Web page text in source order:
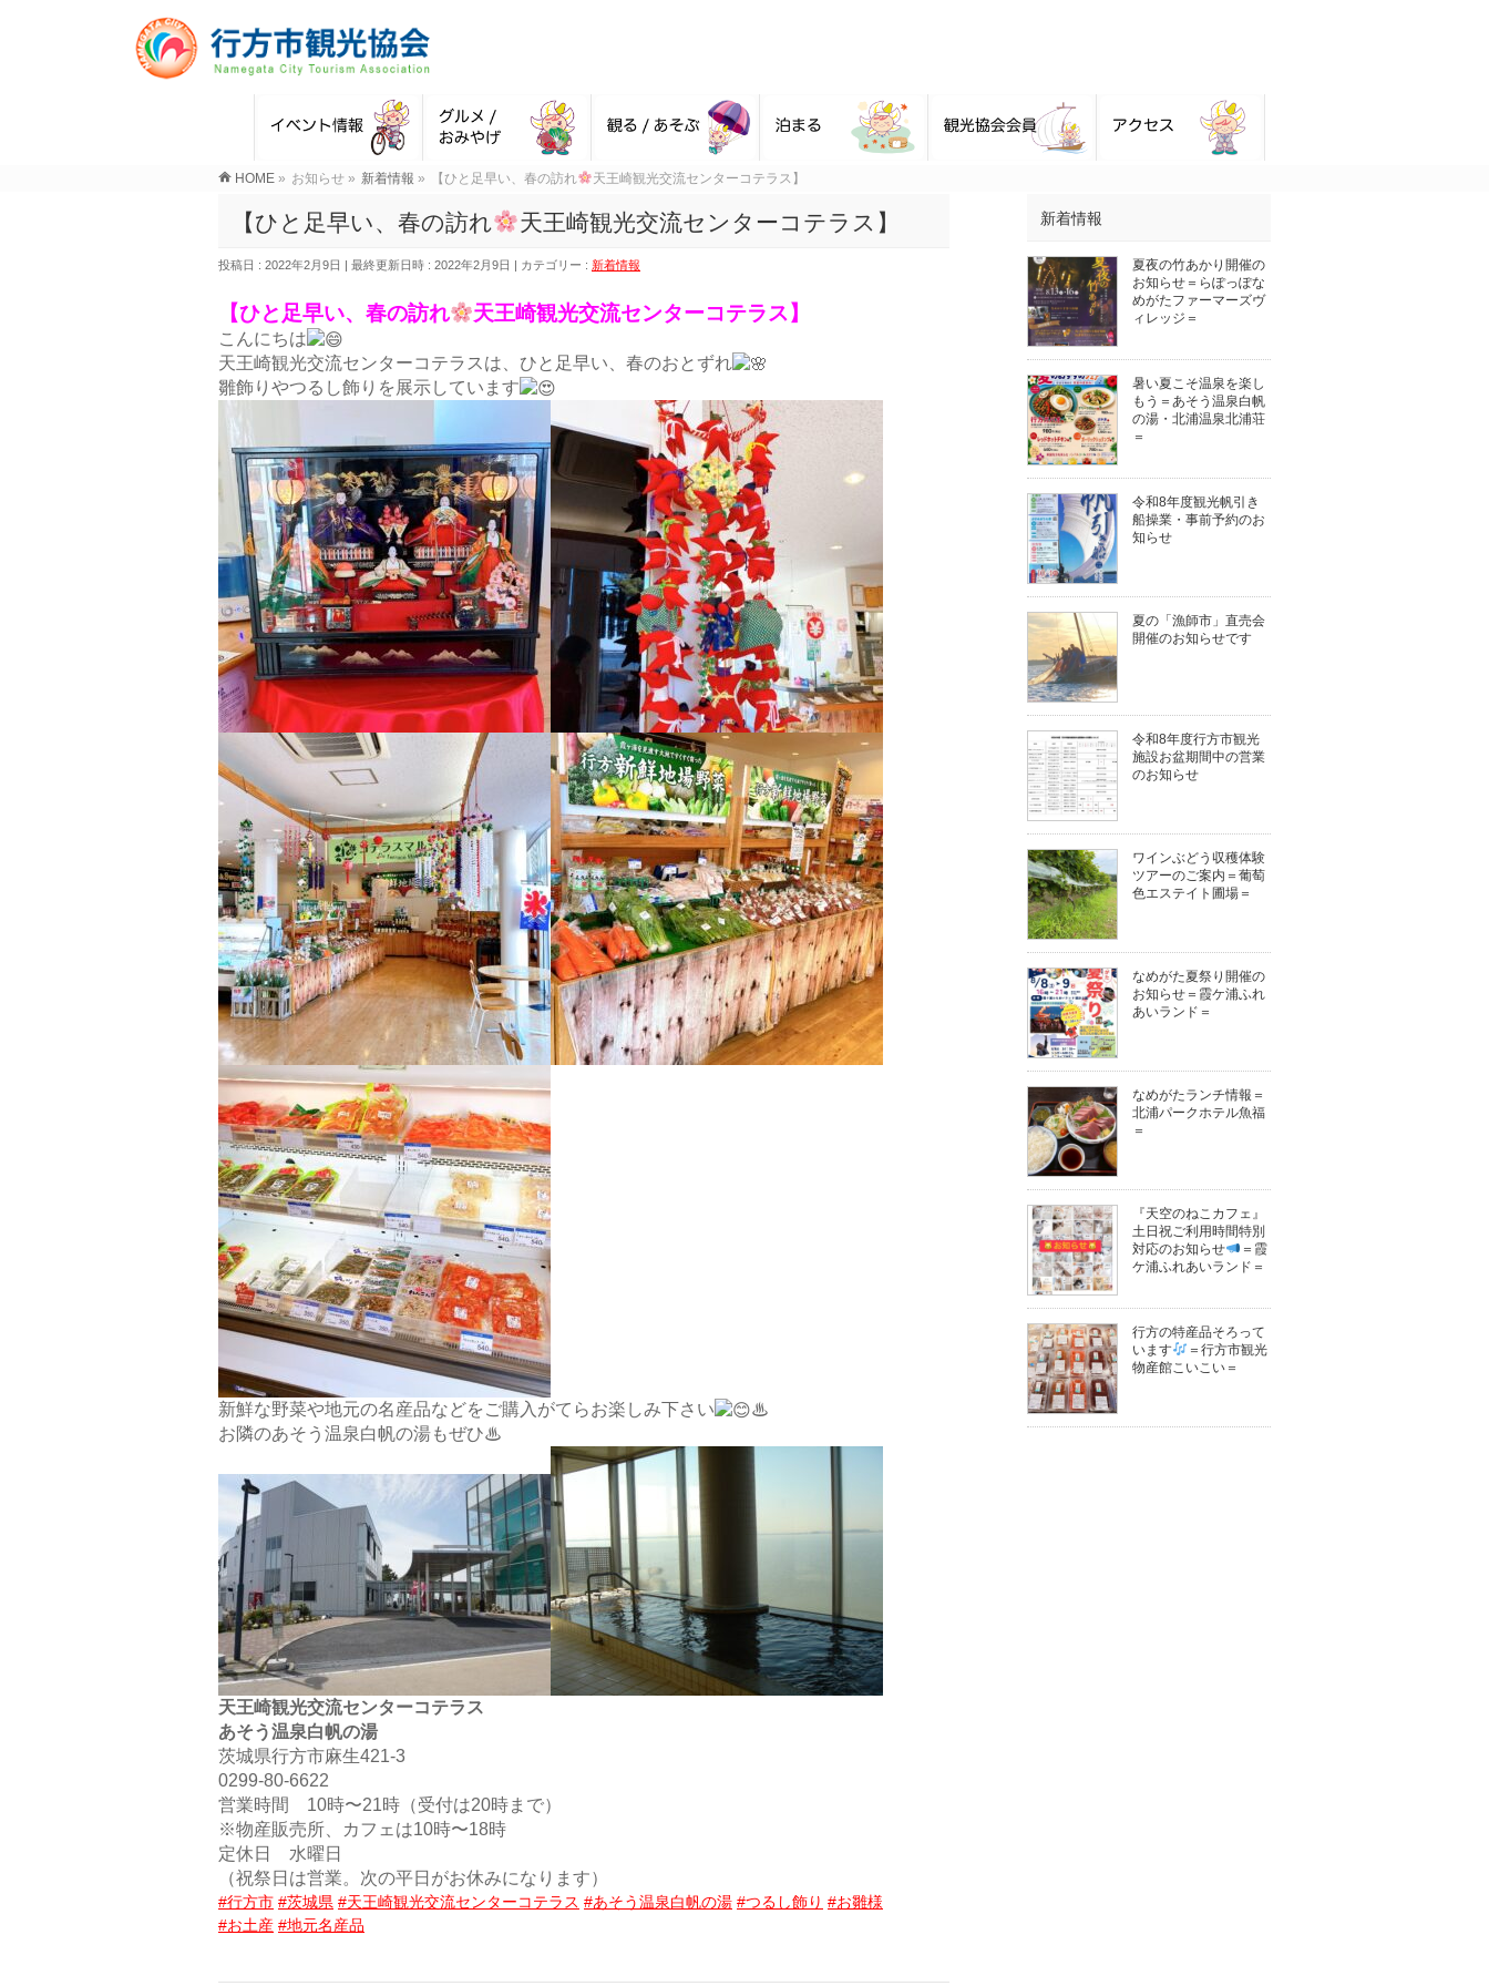
HOME » お知らせ » 新着情報 » 【ひと足早い、春の訪れ 天王崎観光交流センターコテラス】
【ひと足早い、春の訪れ 天王崎観光交流センターコテラス】
投稿日 : 2022年2月9日 最終更新日時 : 2022年2月9日 カテゴリー : 新着情報
【ひと足早い、春の訪れ 天王崎観光交流センターコテラス】
こんにちは
天王崎観光交流センターコテラスは、ひと足早い、春のおとずれ
雛飾りやつるし飾りを展示しています
新鮮な野菜や地元の名産品などをご購入がてらお楽しみ下さい
♨
お隣のあそう温泉白帆の湯もぜひ♨
天王崎観光交流センターコテラス
あそう温泉白帆の湯
茨城県行方市麻生421-3
0299-80-6622
営業時間 10時〜21時（受付は20時まで）
※物産販売所、カフェは10時〜18時
定休日 水曜日
（祝祭日は営業。次の平日がお休みになります）
#行方市 #茨城県 #天王崎観光交流センターコテラス #あそう温泉白帆の湯 #つるし飾り #お雛様
#お土産 #地元名産品
新着情報
夏夜の竹あかり開催の
お知らせ＝らぽっぽな
めがたファーマーズヴ
ィレッジ＝
暑い夏こそ温泉を楽し
もう＝あそう温泉白帆
の湯・北浦温泉北浦荘
＝
令和8年度観光帆引き
船操業・事前予約のお
知らせ
夏の「漁師市」直売会
開催のお知らせです
令和8年度行方市観光
施設お盆期間中の営業
のお知らせ
ワインぶどう収穫体験
ツアーのご案内＝葡萄
色エステイト圃場＝
なめがた夏祭り開催の
お知らせ＝霞ケ浦ふれ
あいランド＝
なめがたランチ情報＝
北浦パークホテル魚福
＝
『天空のねこカフェ』
土日祝ご利用時間特別
対応のお知らせ
＝霞
ケ浦ふれあいランド＝
行方の特産品そろって
います
＝行方市観光
物産館こいこい＝